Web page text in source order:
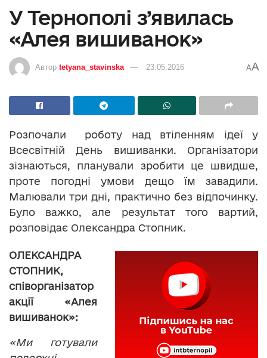
У Тернополі з’явилась
«Алея вишиванок»
Автор tetyana_stavinska 23.05.2016 AA
Розпочали роботу над втіленням ідеї у
Всесвітній День вишиванки. Організатори
зізнаються, планували зробити це швидше,
проте погодні умови дещо їм завадили.
Малювали три дні, практично без відпочинку.
Було важко, але результат того вартий,
розповідає Олександра Стопник.
ОЛЕКСАНДРА
СТОПНИК,
співорганізатор
акції «Алея
вишиванок»:
«Ми готували